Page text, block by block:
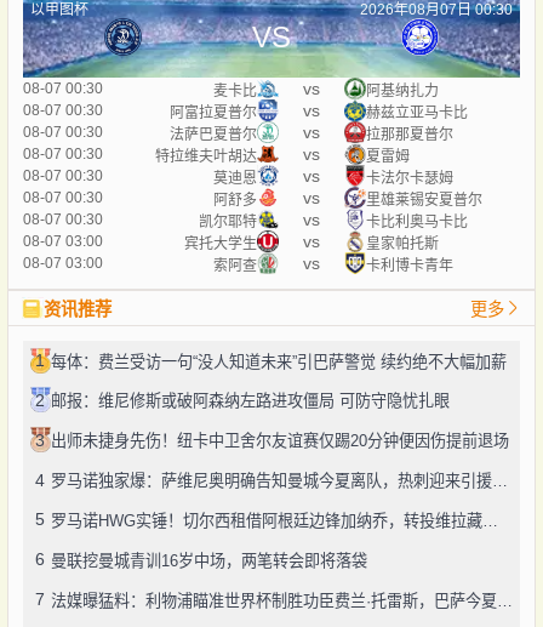
以甲图杯 2026年08月07日 00:30
VS
08-07 00:30 麦卡比 vs
阿基纳扎力
08-07 00:30
阿富拉夏普尔 vs
赫兹立亚马卡比
08-07 00:30
法萨巴夏普尔 vs
拉那那夏普尔
08-07 00:30
特拉维夫叶胡达 vs
夏雷姆
08-07 00:30
莫迪恩 vs
卡法尔卡瑟姆
08-07 00:30
阿舒多 vs
里雄莱锡安夏普尔
08-07 00:30
凯尔耶特 vs
卡比利奥马卡比
08-07 03:00
宾托大学生 vs
皇家帕托斯
08-07 03:00
索阿查 vs 卡利博卡青年
资讯推荐 更多
1 每体：费兰受访一句“没人知道未来”引巴萨警觉 续约绝不大幅加薪
2 邮报：维尼修斯或破阿森纳左路进攻僵局 可防守隐忧扎眼
3 出师未捷身先伤！纽卡中卫舍尔友谊赛仅踢20分钟便因伤提前退场
4 罗马诺独家爆：萨维尼奥明确告知曼城今夏离队，热刺迎来引援良机
5 罗马诺HWG实锤！切尔西租借阿根廷边锋加纳乔，转投维拉藏连锁效应？
6 曼联挖曼城青训16岁中场，两笔转会即将落袋
7